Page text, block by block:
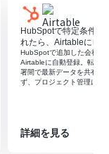
取引が作成また
設定します。
定し、特定の商談
アクションが実行さ
ャンネルにメッセ
アクション、「オ
HubSpotで特定条件の
れたら、Airtableにレ
HubSpotで追加した会社情
Airtableに自動登録。転記
署間で最新データを共有し
ず、プロジェクト管理にも
詳細を見る